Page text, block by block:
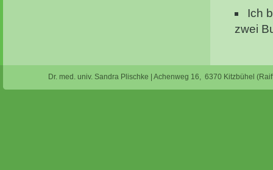
Ich
zwei
Dr. med. univ. Sandra Plischke | Achenweg 16, 6370 Kitzbühel